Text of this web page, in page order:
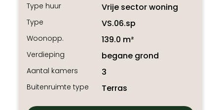
Type huur Vrije sector woning
Type VS.06.sp
Woonopp. 139.0 m²
Verdieping begane grond
Aantal kamers 3
Buitenruimte type Terras